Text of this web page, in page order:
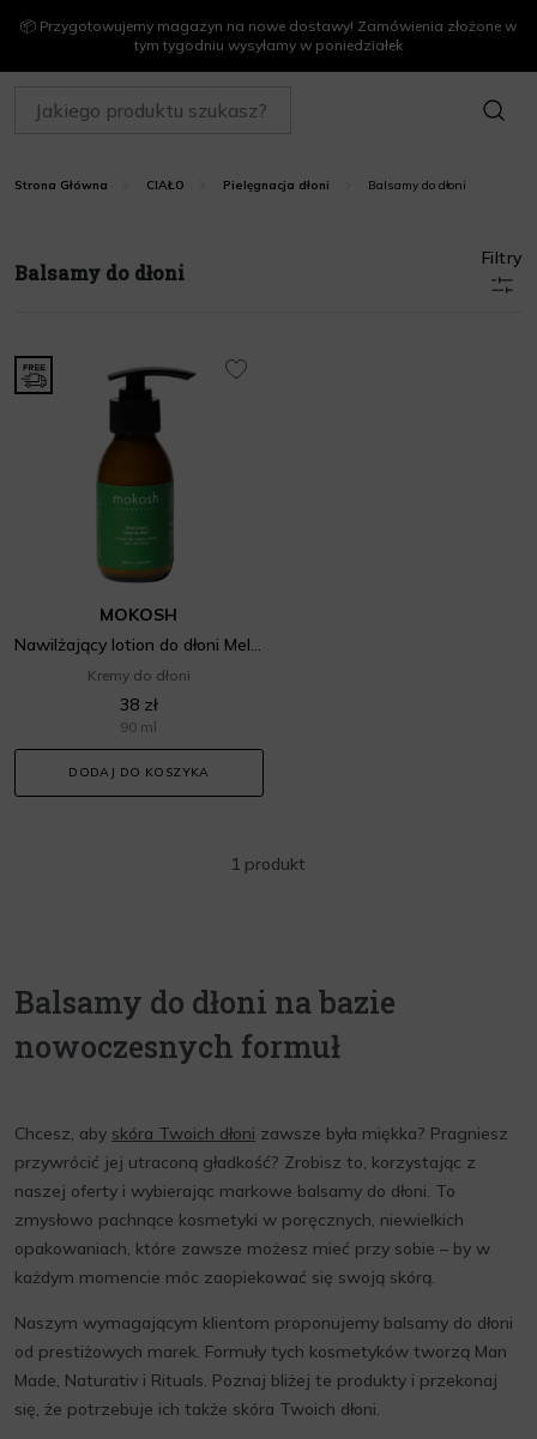
📦 Przygotowujemy magazyn na nowe dostawy! Zamówienia złożone w
tym tygodniu wysyłamy w poniedziałek
SZUKAJ
Strona Główna CIAŁO Pielęgnacja dłoni Balsamy do dłoni
Balsamy do dłoni
Filtry
MOKOSH
Nawilżający lotion do dłoni Melon z ogórkiem
Kremy do dłoni
38 zł
90 ml
DODAJ DO KOSZYKA
1 produkt
Balsamy do dłoni na bazie
nowoczesnych formuł
Chcesz, aby skóra Twoich dłoni zawsze była miękka? Pragniesz
przywrócić jej utraconą gładkość? Zrobisz to, korzystając z
naszej oferty i wybierając markowe balsamy do dłoni. To
zmysłowo pachnące kosmetyki w poręcznych, niewielkich
opakowaniach, które zawsze możesz mieć przy sobie – by w
każdym momencie móc zaopiekować się swoją skórą.
Naszym wymagającym klientom proponujemy balsamy do dłoni
od prestiżowych marek. Formuły tych kosmetyków tworzą Man
Made, Naturativ i Rituals. Poznaj bliżej te produkty i przekonaj
się, że potrzebuje ich także skóra Twoich dłoni.